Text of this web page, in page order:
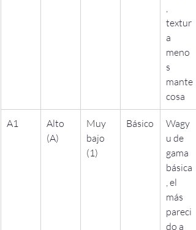
textur
a
meno
s
mante
cosa
A1
Alto
(A)
Muy
bajo
(1)
Básico
Wagy
u de
gama
básica
, el
más
pareci
do a